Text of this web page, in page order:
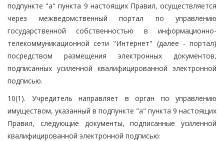
подпункте "а" пункта 9 настоящих Правил, осуществляется
через межведомственный портал по управлению
государственной собственностью в информационно-
телекоммуникационной сети "Интернет" (далее - портал)
посредством размещения электронных документов,
подписанных усиленной квалифицированной электронной
подписью.
10(1). Учредитель направляет в орган по управлению
имуществом, указанный в подпункте "а" пункта 9 настоящих
Правил, следующие документы, подписанные усиленной
квалифицированной электронной подписью: